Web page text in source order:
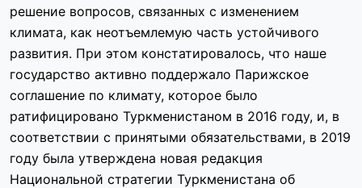
решение вопросов, связанных с изменением
климата, как неотъемлемую часть устойчивого
развития. При этом констатировалось, что наше
государство активно поддержало Парижское
соглашение по климату, которое было
ратифицировано Туркменистаном в 2016 году, и, в
соответствии с принятыми обязательствами, в 2019
году была утверждена новая редакция
Национальной стратегии Туркменистана об